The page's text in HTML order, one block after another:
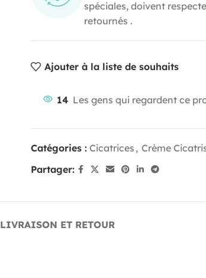
spéciales, doivent
retournés .
Ajouter à la liste de souhaits
14 Les gens qui regardent ce
Catégories : Cicatrices , Crème
Partager:
LIVRAISON ET RETOUR